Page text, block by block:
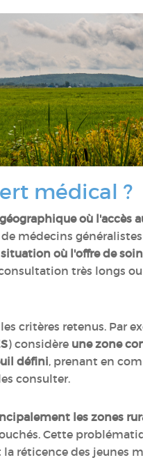
médical ?
où l'accès
médecins
où l'offre de
très longs
critères retenus. Par
) considère une zone
défini, prenant en
consulter.
les zones
Cette
réticence des jeunes